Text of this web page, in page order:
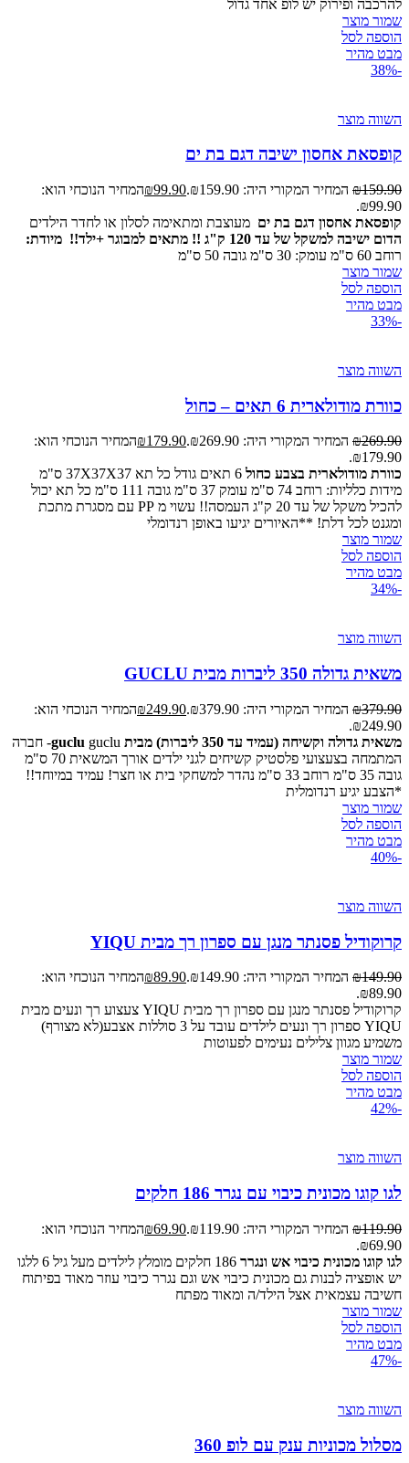
להרכבה ופירוק יש לופ אחד גדול
שמור מוצר
הוספה לסל
מבט מהיר
-38%
השווה מוצר
קופסאת אחסון ישיבה דגם בת ים
₪159.90 המחיר המקורי היה: ₪159.90. ₪99.90
המחיר הנוכחי הוא:
₪99.90.
קופסאת אחסון דגם בת ים מעוצבת ומתאימה לסלון או לחדר הילדים
הדום ישיבה למשקל של עד 120 ק"ג !! מתאים למבוגר +ילד!!
מיודת:
רוחב 60 ס"מ עומק: 30 ס"מ גובה 50 ס"מ
שמור מוצר
הוספה לסל
מבט מהיר
-33%
השווה מוצר
כוורת מודולארית 6 תאים – כחול
₪269.90 המחיר המקורי היה: ₪269.90. ₪179.90
המחיר הנוכחי הוא:
₪179.90.
כוורת מודולארית בצבע כחול
6 תאים גודל כל תא 37X37X37 ס"מ
מידות כלליות: רוחב 74 ס"מ עומק 37 ס"מ גובה 111 ס"מ כל תא יכול
להכיל משקל של עד 20 ק"ג העמסה!! עשוי מ PP עם מסגרת מתכת
ומגנט לכל דלת! **האיורים יגיעו באופן רנדומלי
שמור מוצר
הוספה לסל
מבט מהיר
-34%
השווה מוצר
משאית גדולה 350 ליברות מבית GUCLU
₪379.90 המחיר המקורי היה: ₪379.90. ₪249.90
המחיר הנוכחי הוא:
₪249.90.
משאית גדולה וקשיחה (עמיד עד 350 ליברות) מבית guclu
guclu- חברה
המתמחה בצעצועי פלסטיק קשיחים לגני ילדים אורך המשאית 70 ס"מ
גובה 35 ס"מ רוחב 33 ס"מ נהדר למשחקי בית או חצר! עמיד במיוחד!!
*הצבע יגיע רנדומלית
שמור מוצר
הוספה לסל
מבט מהיר
-40%
השווה מוצר
קרוקודיל פסנתר מנגן עם ספרון רך מבית YIQU
₪149.90 המחיר המקורי היה: ₪149.90. ₪89.90
המחיר הנוכחי הוא:
₪89.90.
קרוקודיל פסנתר מנגן עם ספרון רך מבית YIQU צעצוע רך ונעים מבית
YIQU ספרון רך ונעים לילדים עובד על 3 סוללות אצבע(לא מצורף)
משמיע מגוון צלילים נעימים לפעוטות
שמור מוצר
הוספה לסל
מבט מהיר
-42%
השווה מוצר
לגו קוגו מכונית כיבוי עם נגרר 186 חלקים
₪119.90 המחיר המקורי היה: ₪119.90. ₪69.90
המחיר הנוכחי הוא:
₪69.90.
לגו קוגו מכונית כיבוי אש ונגרר
186 חלקים מומלץ לילדים מעל גיל 6 ללגו
יש אופציה לבנות גם מכונית כיבוי אש וגם נגרר כיבוי עוזר מאוד בפיתוח
חשיבה עצמאית אצל הילד/ה ומאוד מפתח
שמור מוצר
הוספה לסל
מבט מהיר
-47%
השווה מוצר
מסלול מכוניות ענק עם לופ 360